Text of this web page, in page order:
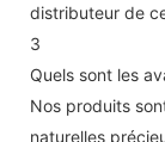
distributeur de
3
Quels sont les
Nos produits
naturelles